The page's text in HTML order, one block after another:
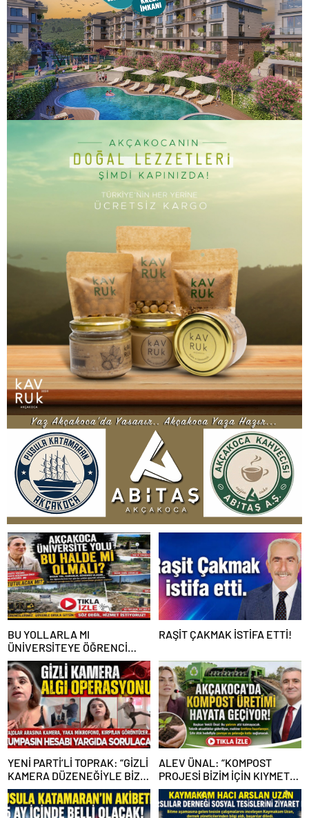
BU YOLLARLA MI
ÜNİVERSİTEYE ÖĞRENCİ
ÇAĞIRACAĞIZ?
RAŞİT ÇAKMAK İSTİFA ETTİ!
YENİ PARTİ’Lİ TOPRAK: “GİZLİ
KAMERA DÜZENEĞİYLE BİZE
ALGI OPERASYONU YAPILDI”
ALEV ÜNAL: “KOMPOST
PROJESİ BİZİM İÇİN KIYMETLİ,
ÜRETİME GEÇECEĞİZ”